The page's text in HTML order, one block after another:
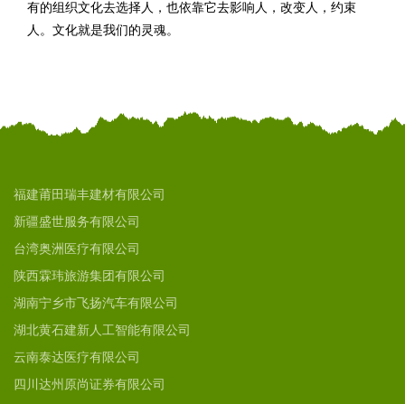
有的组织文化去选择人，也依靠它去影响人，改变人，约束
人。文化就是我们的灵魂。
福建莆田瑞丰建材有限公司
新疆盛世服务有限公司
台湾奥洲医疗有限公司
陕西霖玮旅游集团有限公司
湖南宁乡市飞扬汽车有限公司
湖北黄石建新人工智能有限公司
云南泰达医疗有限公司
四川达州原尚证券有限公司